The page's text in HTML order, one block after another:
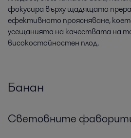
фокусира върху щадящата
ефективното проясняване,
усещанията на качествата на
високостойностен плод.
Банан
Световните